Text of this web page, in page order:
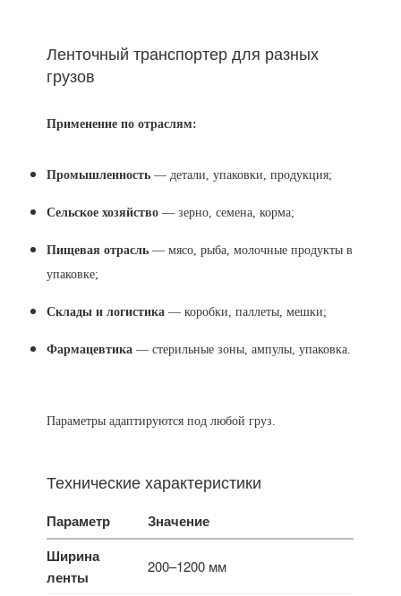
Ленточный транспортер для разных
грузов
Применение по отраслям:
Промышленность — детали, упаковки, продукция;
Сельское хозяйство — зерно, семена, корма;
Пищевая отрасль — мясо, рыба, молочные продукты в
упаковке;
Склады и логистика — коробки, паллеты, мешки;
Фармацевтика — стерильные зоны, ампулы, упаковка.
Параметры адаптируются под любой груз.
Технические характеристики
Параметр
Значение
Ширина
ленты
200–1200 мм